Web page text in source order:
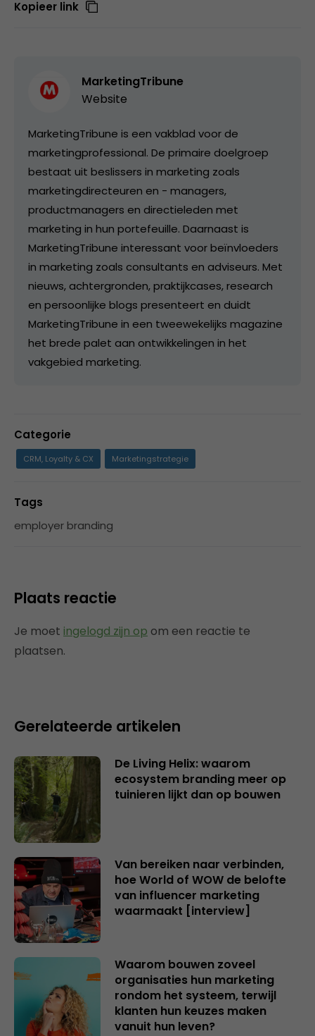
Kopieer link
MarketingTribune
Website
MarketingTribune is een vakblad voor de
marketingprofessional. De primaire doelgroep
bestaat uit beslissers in marketing zoals
marketingdirecteuren en - managers,
productmanagers en directieleden met
marketing in hun portefeuille. Daarnaast is
MarketingTribune interessant voor beïnvloeders
in marketing zoals consultants en adviseurs. Met
nieuws, achtergronden, praktijkcases, research
en persoonlijke blogs presenteert en duidt
MarketingTribune in een tweewekelijks magazine
het brede palet aan ontwikkelingen in het
vakgebied marketing.
Categorie
CRM, Loyalty & CX Marketingstrategie
Tags
employer branding
Plaats reactie
Je moet ingelogd zijn op om een reactie te
plaatsen.
Gerelateerde artikelen
De Living Helix: waarom
ecosystem branding meer op
tuinieren lijkt dan op bouwen
Van bereiken naar verbinden,
hoe World of WOW de belofte
van influencer marketing
waarmaakt [interview]
Waarom bouwen zoveel
organisaties hun marketing
rondom het systeem, terwijl
klanten hun keuzes maken
vanuit hun leven?